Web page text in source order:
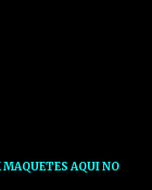
MAQUETES AQUI NO